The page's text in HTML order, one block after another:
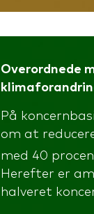
Overordnede
På
om at
med 40
Herefter er
halveret